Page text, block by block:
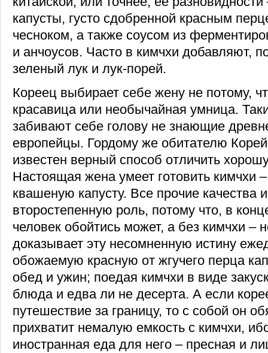
капусты, густо сдобренной красным
чесноком, а также соусом из
и анчоусов. Часто в кимчхи добавляют,
зеленый лук и лук-порей.
Кореец выбирает себе жену не потому,
красавица или необычайная умница.
забивают себе голову не знающие
европейцы. Гордому же обитателю
известен верный способ отличить
Настоящая жена умеет готовить кимчхи
квашеную капусту. Все прочие качества
второстепенную роль, потому что, в
человек обойтись может, а без кимчхи –
доказывает эту несомненную истину
обожаемую красную от жгучего перца
обед и ужин; поедая кимчхи в виде
блюда и едва ли не десерта. А если
путешествие за границу, то с собой он
прихватит немалую емкость с кимчхи,
иностранная еда для него – пресная и